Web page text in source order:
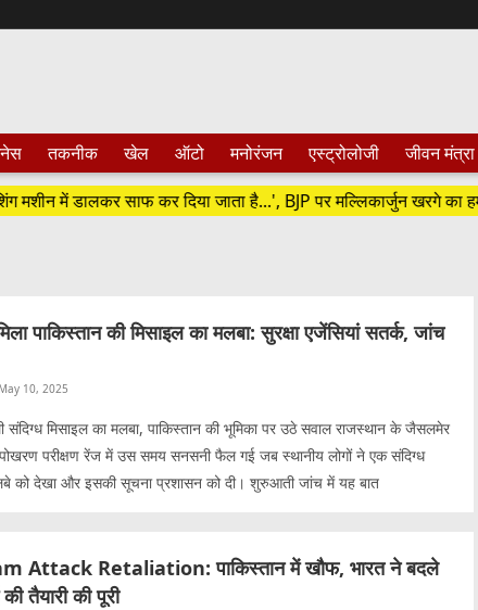
तकनीक खेल ऑटो मनोरंजन एस्ट्रोलोजी जीवन मंत्रा
में डालकर साफ कर दिया जाता है...', BJP पर मल्लिकार्जुन खरगे का हमला
पाकिस्तान की मिसाइल का मलबा: सुरक्षा एजेंसियां सतर्क, जांच
May 10, 2025
संदिग्ध मिसाइल का मलबा, पाकिस्तान की भूमिका पर उठे सवाल राजस्थान के जैसलमेर
परीक्षण रेंज में उस समय सनसनी फैल गई जब स्थानीय लोगों ने एक संदिग्ध
को देखा और इसकी सूचना प्रशासन को दी। शुरुआती जांच में यह बात
Attack Retaliation: पाकिस्तान में खौफ, भारत ने बदले
की तैयारी की पूरी